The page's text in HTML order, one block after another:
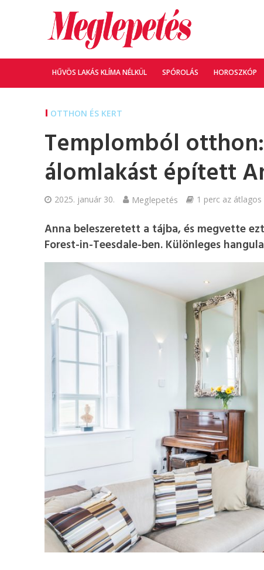
HŰVÖS LAKÁS KLÍMA NÉLKÜL SPÓROLÁS HOROSZKÓP
OTTHON ÉS KERT
Templomból
álomlakást épített
2025. január 30. Meglepetés 1 perc az
Anna beleszeretett a tájba, és megvette
Forest-in-Teesdale-ben. Különleges